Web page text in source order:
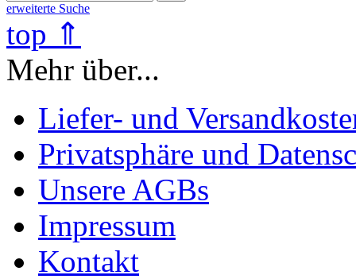
erweiterte Suche
top ⇑
Mehr über...
Liefer- und
Privatsphäre und
Unsere AGBs
Impressum
Kontakt